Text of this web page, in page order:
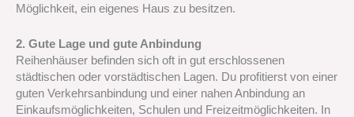
Möglichkeit, ein eigenes Haus zu besitzen.
2. Gute Lage und gute Anbindung
Reihenhäuser befinden sich oft in gut erschlossenen
städtischen oder vorstädtischen Lagen. Du profitierst von einer
guten Verkehrsanbindung und einer nahen Anbindung an
Einkaufsmöglichkeiten, Schulen und Freizeitmöglichkeiten. In